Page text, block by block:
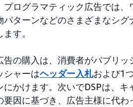
プログラマティック広告では
パターンなどのさまざまなシ
す。
の購入は、消費者がパブリ
シャーはヘッダー入札および1
にかけます。次いでDSPは、
因に基づき、広告主様に代